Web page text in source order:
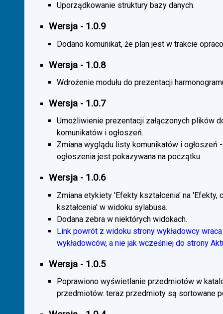
Uporządkowanie struktury bazy danych.
Wersja - 1.0.9
Dodano komunikat, że plan jest w trakcie
Wersja - 1.0.8
Wdrożenie modułu do prezentacji
Wersja - 1.0.7
Umożliwienie prezentacji załączonych plików
komunikatów i ogłoszeń.
Zmiana wyglądu listy komunikatów i ogłoszeń
ogłoszenia jest pokazywana na początku.
Wersja - 1.0.6
Zmiana etykiety 'Efekty kształcenia' na 'Efekty,
kształcenia' w widoku sylabusa.
Dodana zebra w niektórych widokach.
Link powrót z widoku strony wykładowcy
wykładowców, a nie jak wcześniej do strony
Wersja - 1.0.5
Poprawiono wyświetlanie przedmiotów w
przedmiotów. teraz przedmioty są sortowane